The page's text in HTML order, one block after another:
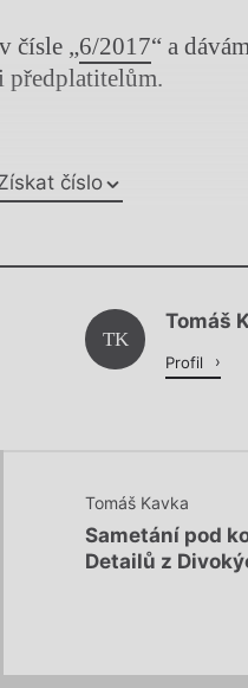
čísle „6/2017“ a
předplatitelům.
číslo
TK
Tomáš
Profil
Tomáš Kavka
Sametání pod
Detailů z